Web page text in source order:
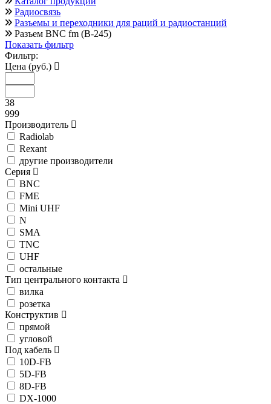
Радиосвязь
Разъемы и переходники для раций и радиостанций
Разъем BNC fm (B-245)
Показать фильтр
Фильтр:
Цена (руб.)
38
999
Производитель
Radiolab
Rexant
другие производители
Серия
BNC
FME
Mini UHF
N
SMA
TNC
UHF
остальные
Тип центрального контакта
вилка
розетка
Конструктив
прямой
угловой
Под кабель
10D-FB
5D-FB
8D-FB
DX-1000